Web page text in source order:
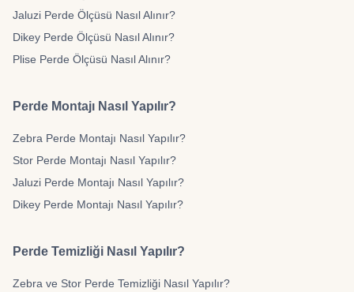
Jaluzi Perde Ölçüsü Nasıl Alınır?
Dikey Perde Ölçüsü Nasıl Alınır?
Plise Perde Ölçüsü Nasıl Alınır?
Perde Montajı Nasıl Yapılır?
Zebra Perde Montajı Nasıl Yapılır?
Stor Perde Montajı Nasıl Yapılır?
Jaluzi Perde Montajı Nasıl Yapılır?
Dikey Perde Montajı Nasıl Yapılır?
Perde Temizliği Nasıl Yapılır?
Zebra ve Stor Perde Temizliği Nasıl Yapılır?